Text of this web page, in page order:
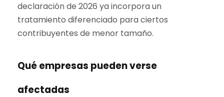
declaración de 2026 ya incorpora un
tratamiento diferenciado para ciertos
contribuyentes de menor tamaño.
Qué empresas pueden verse
afectadas